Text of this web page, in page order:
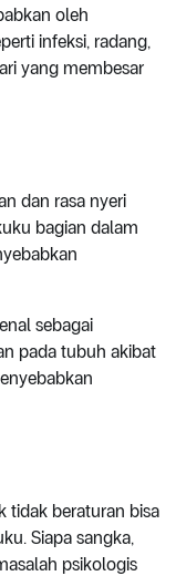
oleh
infeksi, radang,
yang membesar
dan rasa nyeri
bagian dalam
sebagai
pada tubuh akibat
tidak beraturan bisa
Siapa sangka,
psikologis